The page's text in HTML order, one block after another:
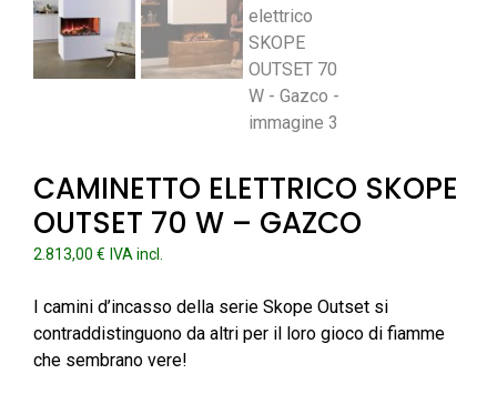
CAMINETTO ELETTRICO SKOPE
OUTSET 70 W – GAZCO
2.813,00 € IVA incl.
I camini d’incasso della serie Skope Outset si
contraddistinguono da altri per il loro gioco di fiamme
che sembrano vere!